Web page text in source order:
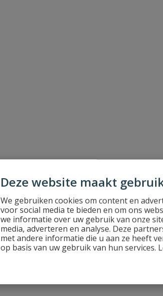
Deze website maakt
We gebruiken cookies om content en
voor social media te bieden en om ons
we informatie over uw gebruik van onze
media, adverteren en analyse. Deze
met andere informatie die u aan ze heeft
op basis van uw gebruik van hun services.